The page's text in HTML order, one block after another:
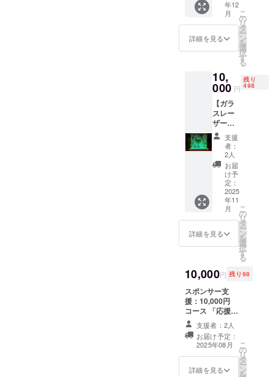
ル美術
館出展
を記
念・
キーホ
ルダー
だけの
ラッ
キーア
イテム
をお届
けしま
す。 サ
イズ：
6×3×2c
m
年12
月
詳細を見る
こ
の
リ
タ
ー
ン
を
選
択
す
る
10,
000 円
残り
498
【ガラ
スレー
ザー彫
刻品】
作品名
『初
恋』を
デザイ
ンした
ガラス
彫刻品
を提供
しま
す。
（商品
の説
数量：1
点 ・サ
イズ：
約
170mm
m ※LED
ライト
台は付
いてお
りませ
支援
者：
2人
お届
け予
定：
2025
年11
月
詳細を見る
こ
の
リ
タ
ー
ン
を
選
択
す
る
10,000円 残り98
スポンサー支
援：10,000円
コース 「応援ス
ポンサー枠（ラ
イトプラン）」
本プロジェクト
の趣旨にご賛同
いただける 個
人・法人さま向
支援者：2人
お届け予定：
2025年08月
詳細を見る
こ
の
リ
タ
ー
ン
を